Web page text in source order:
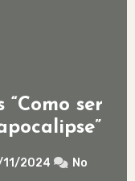
fez por
para